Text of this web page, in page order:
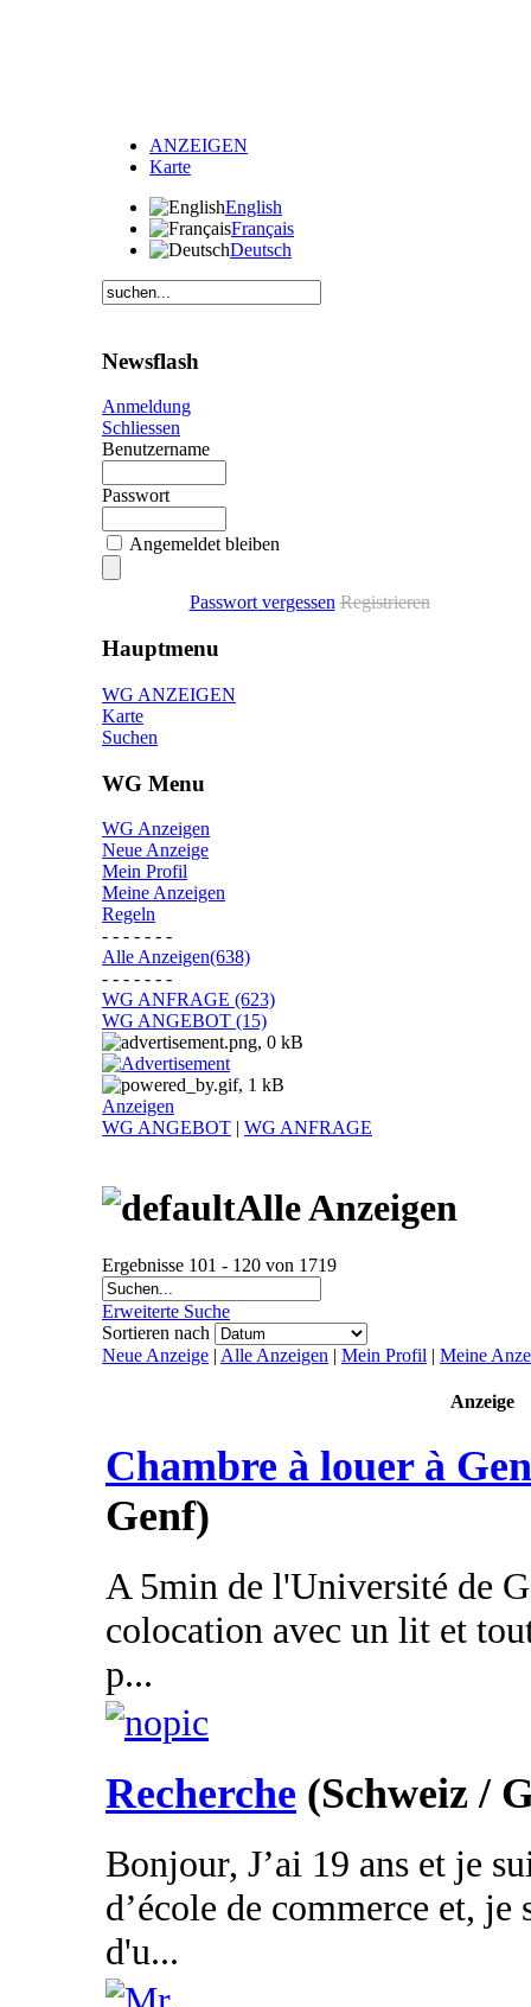
ANZEIGEN
Karte
English
Français
Deutsch
Newsflash
Anmeldung
Schliessen
Benutzername
Passwort
Angemeldet bleiben
Passwort vergessen Registrieren
Hauptmenu
WG ANZEIGEN
Karte
Suchen
WG Menu
WG Anzeigen
Neue Anzeige
Mein Profil
Meine Anzeigen
Regeln
- - - - - - -
Alle Anzeigen(638)
- - - - - - -
WG ANFRAGE (623)
WG ANGEBOT (15)
Anzeigen
WG ANGEBOT | WG ANFRAGE
Alle Anzeigen
Ergebnisse 101 - 120 von 1719
Erweiterte Suche
Sortieren nach
Neue Anzeige | Alle Anzeigen | Mein Profil | Meine
Anzeige
Chambre à louer à
Genf)
A 5min de l'Université de
colocation avec un lit et
p...
Recherche (Schweiz /
Bonjour, J’ai 19 ans et je
d’école de commerce et, je
d'u...